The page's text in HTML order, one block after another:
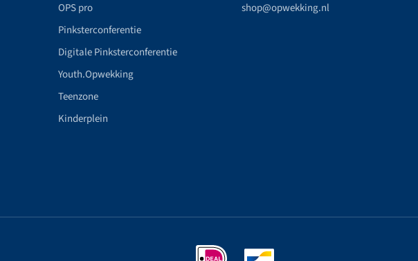
OPS pro
Pinksterconferentie
Digitale Pinksterconferentie
Youth.Opwekking
Teenzone
Kinderplein
shop@opwekking.nl